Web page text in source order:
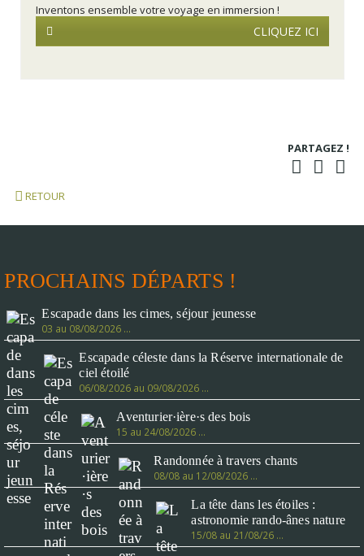
Inventons ensemble votre voyage en immersion !
CLIQUEZ ICI
PARTAGEZ !
RETOUR
PROCHAINS DÉPARTS !
Escapade dans les cimes, séjour jeunesse
03 au 08/08/2026 …
Escapade céleste dans la Réserve internationale de
ciel étoilé
06/08/2026 au 09/08/2026 …
Aventurier·ière·s des bois
15 au 24/08/2026 …
Randonnée à travers chants
08/08 au 12/08/2026 …
La tête dans les étoiles :
astronomie rando-ânes nature
15/08 au 21/08/26 …